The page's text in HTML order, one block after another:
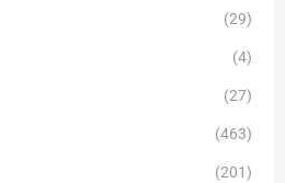
(29)
(4)
(27)
(463)
(201)